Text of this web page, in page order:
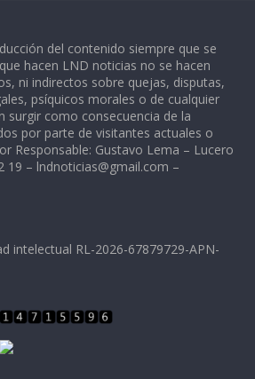
del contenido siempre que se
hacen LND noticias no se hacen
ni indirectos sobre quejas, disputas,
psíquicos morales o de cualquier
surgir como consecuencia de la
por parte de visitantes actuales o
Responsable: Gustavo Lema – Lucero
19 – lndnoticias@gmail.com –
intelectual RL-2026-67879729-APN-